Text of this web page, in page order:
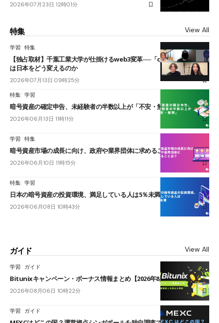
2026年07月23日 12時01分
特集 View All
学習 特集
【独占取材】千葉工業大学が仕掛けるweb3変革──「cJPY」とAIの融合
は日本をどう変えるのか
2026年07月13日 09時25分
特集 学習
暗号資産の確定申告、未経験者の半数以上が「不安・無理」
2026年06月13日 11時11分
学習 特集
暗号資産市場の成長に向け、政府や業界団体に求めることは？
2026年06月10日 11時15分
特集 学習
日本の暗号資産の投資環境、満足している人は5％未満
2026年06月08日 10時43分
ガイド View All
学習 ガイド
Bitunixキャンペーン・ボーナス情報まとめ【2026年8月最新】
2026年08月06日 10時22分
学習 ガイド